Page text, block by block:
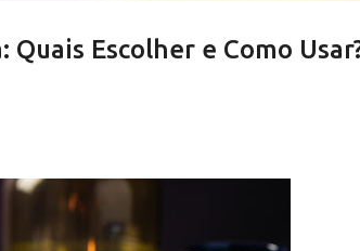
Escolher e Como